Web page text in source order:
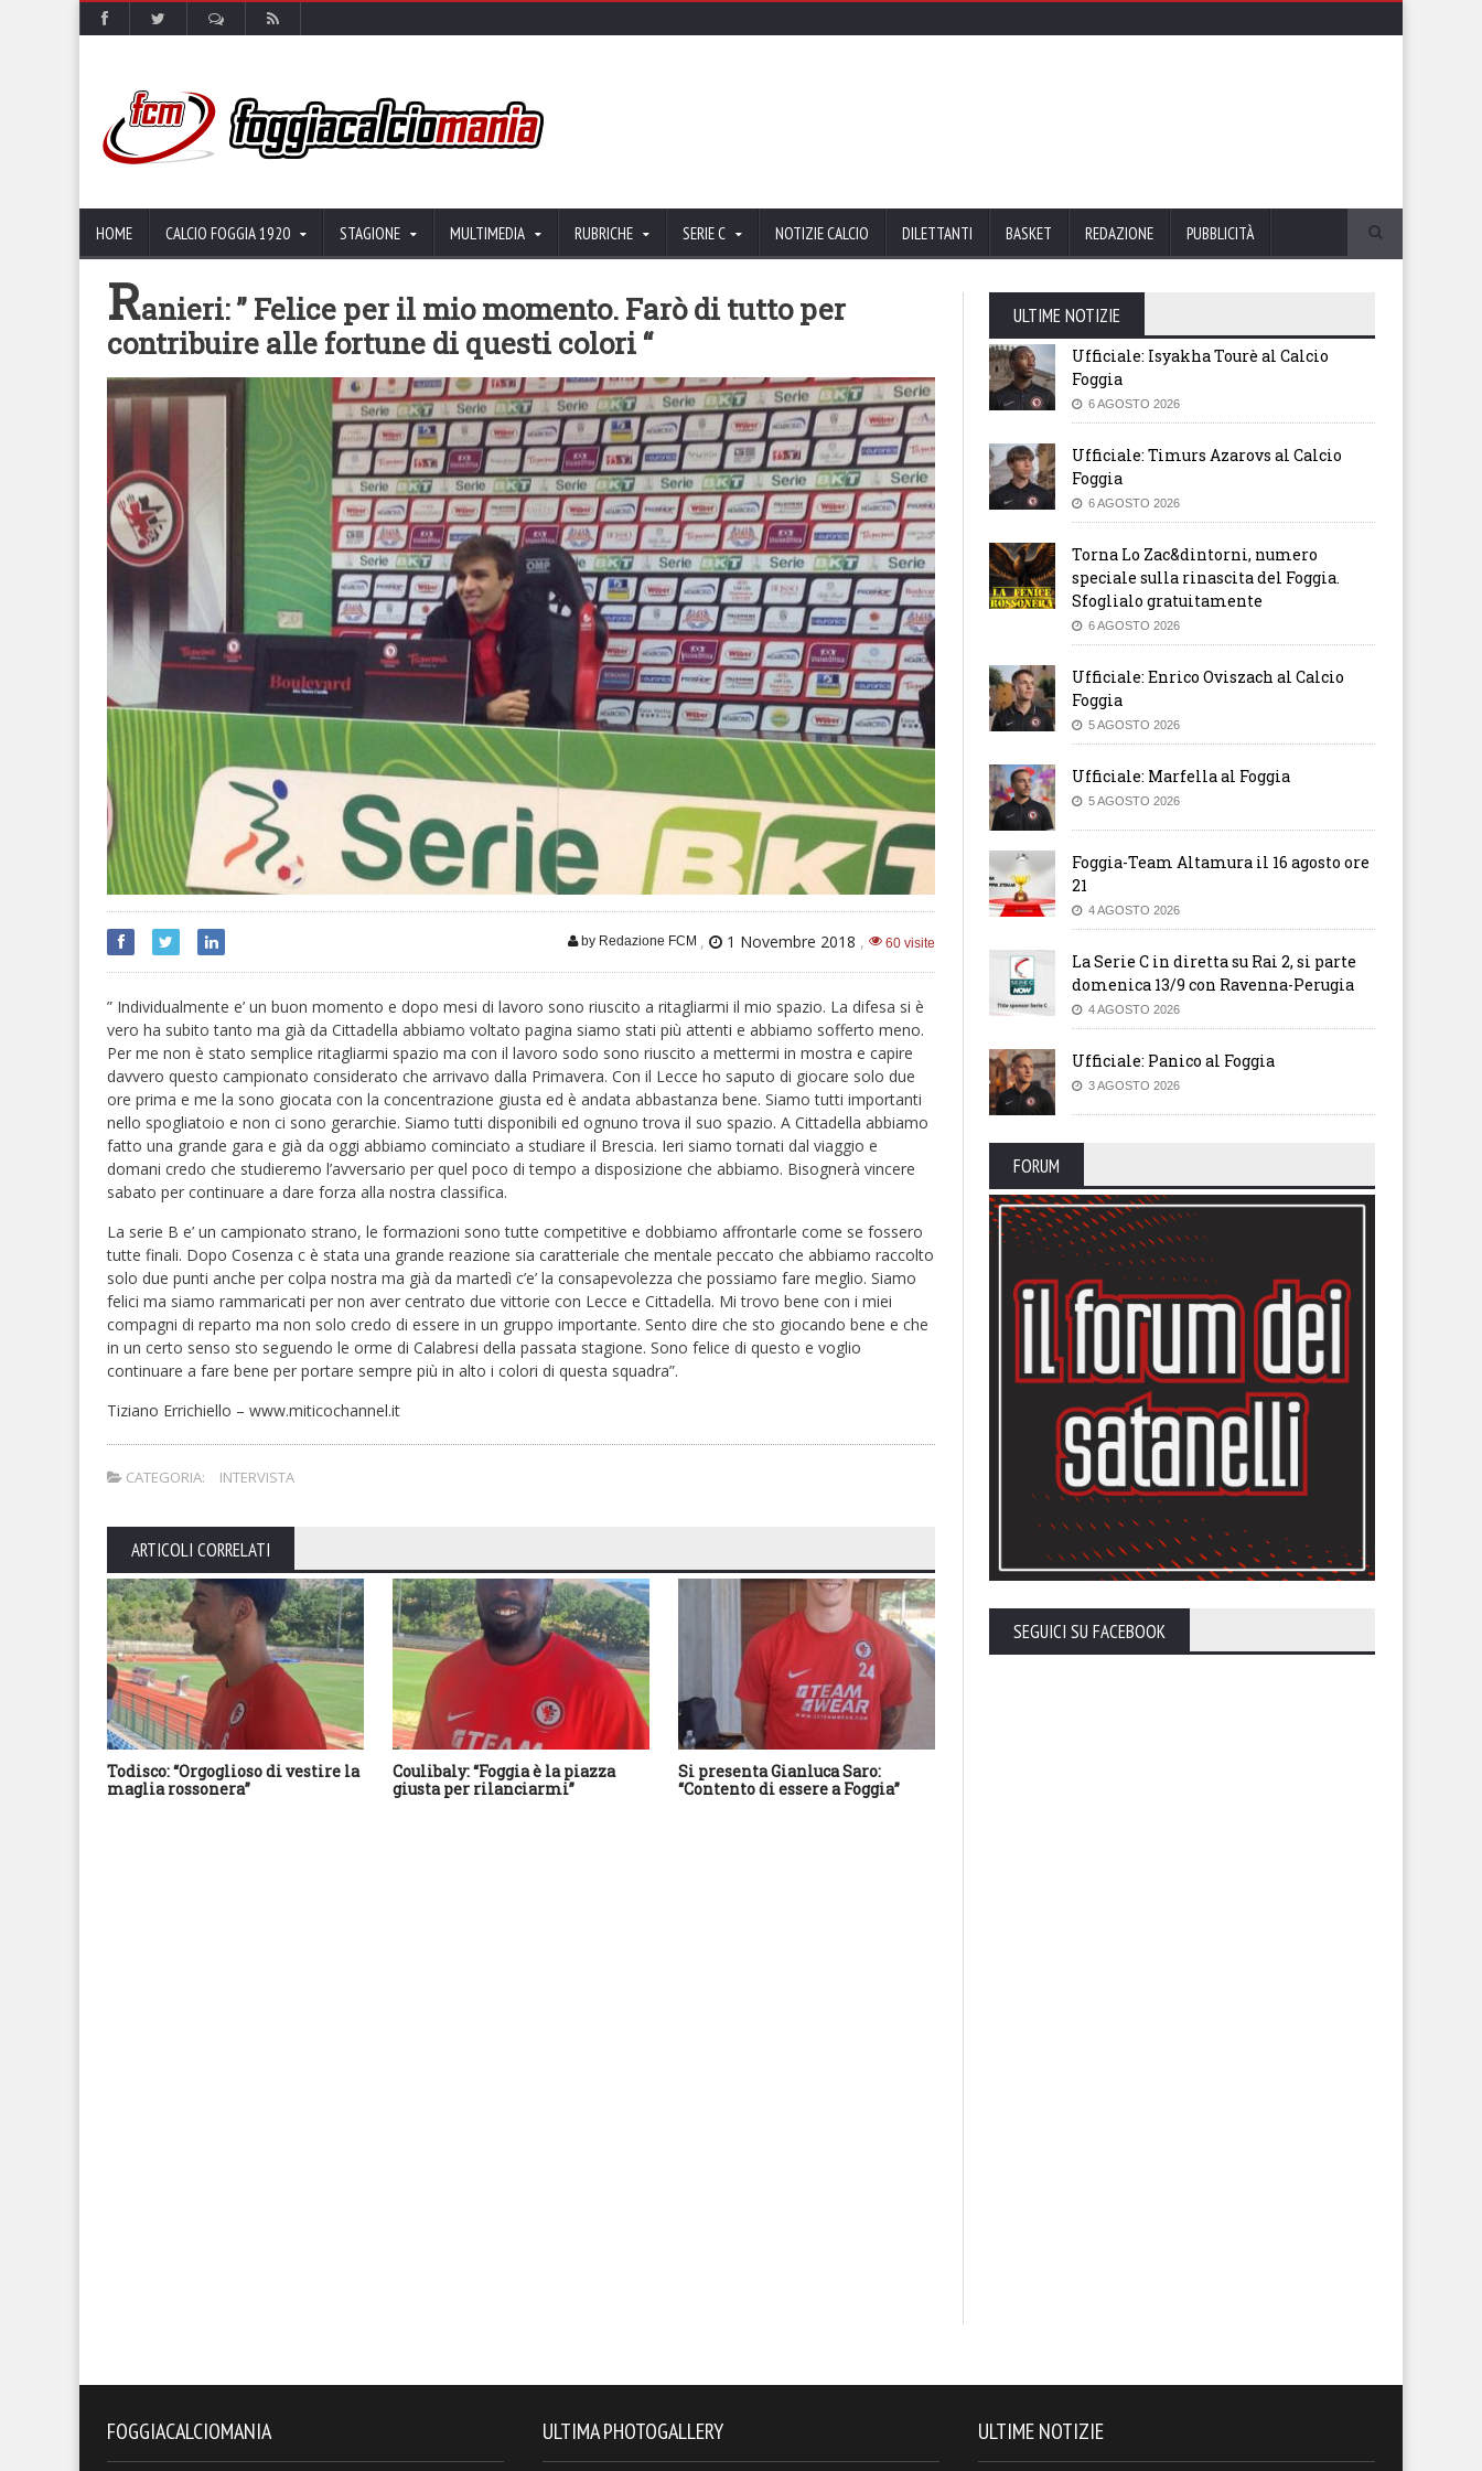
HOME CALCIO FOGGIA 1920 STAGIONE MULTIMEDIA RUBRICHE SERIE C NOTIZIE CALCIO DILETTANTI BASKET REDAZIONE PUBBLICITÀ
Ranieri: ” Felice per il mio momento. Farò di tutto per
contribuire alle fortune di questi colori “
by Redazione FCM , 1 Novembre 2018 , 60 visite
” Individualmente e’ un buon momento e dopo mesi di lavoro sono riuscito a ritagliarmi il mio spazio. La difesa si è
vero ha subito tanto ma già da Cittadella abbiamo voltato pagina siamo stati più attenti e abbiamo sofferto meno.
Per me non è stato semplice ritagliarmi spazio ma con il lavoro sodo sono riuscito a mettermi in mostra e capire
davvero questo campionato considerato che arrivavo dalla Primavera. Con il Lecce ho saputo di giocare solo due
ore prima e me la sono giocata con la concentrazione giusta ed è andata abbastanza bene. Siamo tutti importanti
nello spogliatoio e non ci sono gerarchie. Siamo tutti disponibili ed ognuno trova il suo spazio. A Cittadella abbiamo
fatto una grande gara e già da oggi abbiamo cominciato a studiare il Brescia. Ieri siamo tornati dal viaggio e
domani credo che studieremo l’avversario per quel poco di tempo a disposizione che abbiamo. Bisognerà vincere
sabato per continuare a dare forza alla nostra classifica.
La serie B e’ un campionato strano, le formazioni sono tutte competitive e dobbiamo affrontarle come se fossero
tutte finali. Dopo Cosenza c è stata una grande reazione sia caratteriale che mentale peccato che abbiamo raccolto
solo due punti anche per colpa nostra ma già da martedì c’e’ la consapevolezza che possiamo fare meglio. Siamo
felici ma siamo rammaricati per non aver centrato due vittorie con Lecce e Cittadella. Mi trovo bene con i miei
compagni di reparto ma non solo credo di essere in un gruppo importante. Sento dire che sto giocando bene e che
in un certo senso sto seguendo le orme di Calabresi della passata stagione. Sono felice di questo e voglio
continuare a fare bene per portare sempre più in alto i colori di questa squadra”.
Tiziano Errichiello – www.miticochannel.it
CATEGORIA: INTERVISTA
ARTICOLI CORRELATI
Todisco: “Orgoglioso di vestire la
maglia rossonera”
Coulibaly: “Foggia è la piazza
giusta per rilanciarmi”
Si presenta Gianluca Saro:
“Contento di essere a Foggia”
ULTIME NOTIZIE
Ufficiale: Isyakha Tourè al Calcio
Foggia
6 AGOSTO 2026
Ufficiale: Timurs Azarovs al Calcio
Foggia
6 AGOSTO 2026
Torna Lo Zac&dintorni, numero
speciale sulla rinascita del Foggia.
Sfoglialo gratuitamente
6 AGOSTO 2026
Ufficiale: Enrico Oviszach al Calcio
Foggia
5 AGOSTO 2026
Ufficiale: Marfella al Foggia
5 AGOSTO 2026
Foggia-Team Altamura il 16 agosto ore
21
4 AGOSTO 2026
La Serie C in diretta su Rai 2, si parte
domenica 13/9 con Ravenna-Perugia
4 AGOSTO 2026
Ufficiale: Panico al Foggia
3 AGOSTO 2026
FORUM
SEGUICI SU FACEBOOK
FOGGIACALCIOMANIA ULTIMA PHOTOGALLERY ULTIME NOTIZIE